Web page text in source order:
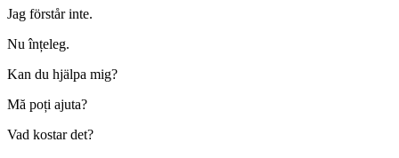
Jag förstår inte.
Nu înțeleg.
Kan du hjälpa mig?
Mă poți ajuta?
Vad kostar det?